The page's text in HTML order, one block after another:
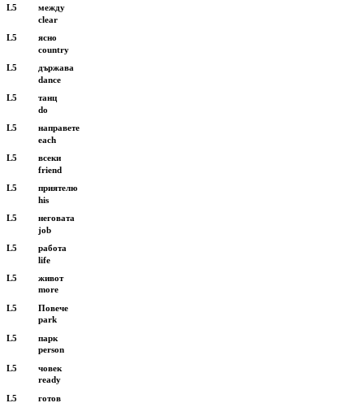
L5
L5
L5
L5
L5
L5
L5
L5
L5
L5
L5
L5
L5
L5
clear
country
dance
do
each
friend
his
job
life
more
park
person
ready
между
ясно
държава
танц
направете
всеки
приятелю
неговата
работа
живот
Повече
парк
човек
готов